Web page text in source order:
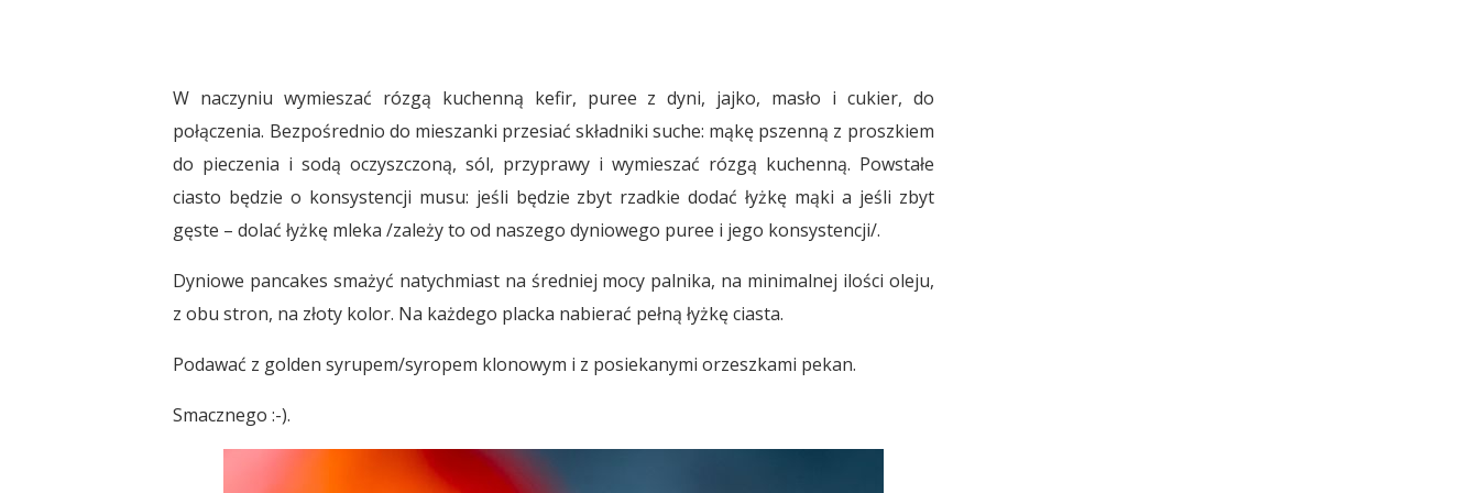
W naczyniu wymieszać rózgą kuchenną kefir, puree z dyni, jajko, masło i cukier, do
połączenia. Bezpośrednio do mieszanki przesiać składniki suche: mąkę pszenną z proszkiem
do pieczenia i sodą oczyszczoną, sól, przyprawy i wymieszać rózgą kuchenną. Powstałe
ciasto będzie o konsystencji musu: jeśli będzie zbyt rzadkie dodać łyżkę mąki a jeśli zbyt
gęste – dolać łyżkę mleka /zależy to od naszego dyniowego puree i jego konsystencji/.
Dyniowe pancakes smażyć natychmiast na średniej mocy palnika, na minimalnej ilości oleju,
z obu stron, na złoty kolor. Na każdego placka nabierać pełną łyżkę ciasta.
Podawać z golden syrupem/syropem klonowym i z posiekanymi orzeszkami pekan.
Smacznego :-).